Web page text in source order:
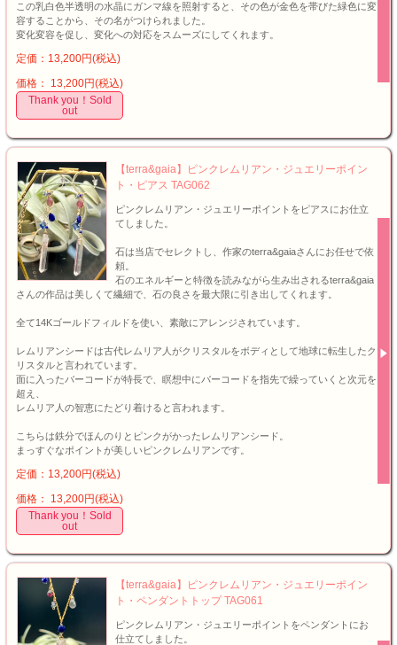
この乳白色半透明の水晶にガンマ線を照射すると、その色が金色を帯びた緑色に変
容することから、その名がつけられました。
変化変容を促し、変化への対応をスムーズにしてくれます。
定価：13,200円(税込)
価格： 13,200円(税込)
Thank you！Sold
out
【terra&gaia】ピンクレムリアン・ジュエリーポイン
ト・ピアス TAG062
ピンクレムリアン・ジュエリーポイントをピアスにお仕立
てしました。
石は当店でセレクトし、作家のterra&gaiaさんにお任せで依
頼。
石のエネルギーと特徴を読みながら生み出されるterra&gaia
さんの作品は美しくて繊細で、石の良さを最大限に引き出してくれます。
全て14Kゴールドフィルドを使い、素敵にアレンジされています。
レムリアンシードは古代レムリア人がクリスタルをボディとして地球に転生したク
リスタルと言われています。
面に入ったバーコードが特長で、瞑想中にバーコードを指先で繰っていくと次元を
超え、
レムリア人の智恵にたどり着けると言われます。
こちらは鉄分でほんのりとピンクがかったレムリアンシード。
まっすぐなポイントが美しいピンクレムリアンです。
定価：13,200円(税込)
価格： 13,200円(税込)
Thank you！Sold
out
【terra&gaia】ピンクレムリアン・ジュエリーポイン
ト・ペンダントトップ TAG061
ピンクレムリアン・ジュエリーポイントをペンダントにお
仕立てしました。